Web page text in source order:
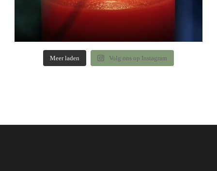
Meer laden Volg ons op Instagram